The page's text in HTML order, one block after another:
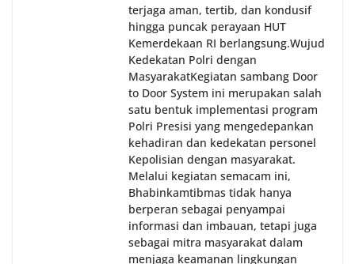
terjaga aman, tertib, dan kondusif
hingga puncak perayaan HUT
Kemerdekaan RI berlangsung.‎‎Wujud
Kedekatan Polri dengan
Masyarakat‎Kegiatan sambang Door
to Door System ini merupakan salah
satu bentuk implementasi program
Polri Presisi yang mengedepankan
kehadiran dan kedekatan personel
Kepolisian dengan masyarakat.
Melalui kegiatan semacam ini,
Bhabinkamtibmas tidak hanya
berperan sebagai penyampai
informasi dan imbauan, tetapi juga
sebagai mitra masyarakat dalam
menjaga keamanan lingkungan